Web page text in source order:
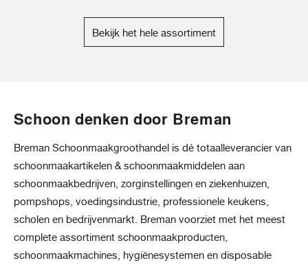
Bekijk het hele assortiment
Schoon denken door Breman
Breman Schoonmaakgroothandel is dé totaalleverancier van
schoonmaakartikelen & schoonmaakmiddelen aan
schoonmaakbedrijven, zorginstellingen en ziekenhuizen,
pompshops, voedingsindustrie, professionele keukens,
scholen en bedrijvenmarkt. Breman voorziet met het meest
complete assortiment schoonmaakproducten,
schoonmaakmachines, hygiënesystemen en disposable